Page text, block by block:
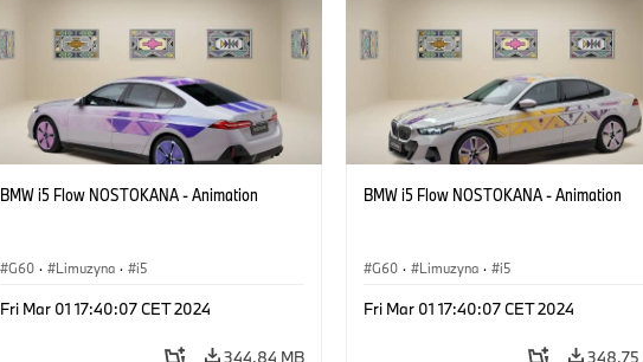
BMW i5 Flow NOSTOKANA - Animation
G60 · Limuzyna · i5
Fri Mar 01 17:40:07 CET 2024
344,84 MB
BMW i5 Flow NOSTOKANA - Animation
G60 · Limuzyna · i5
Fri Mar 01 17:40:07 CET 2024
348,75